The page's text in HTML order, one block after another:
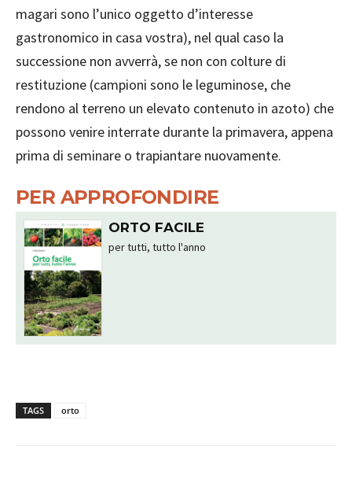
magari sono l’unico oggetto d’interesse
gastronomico in casa vostra), nel qual caso la
successione non avverrà, se non con colture di
restituzione (campioni sono le leguminose, che
rendono al terreno un elevato contenuto in azoto) che
possono venire interrate durante la primavera, appena
prima di seminare o trapiantare nuovamente.
PER APPROFONDIRE
ORTO FACILE
per tutti, tutto l'anno
TAGS orto